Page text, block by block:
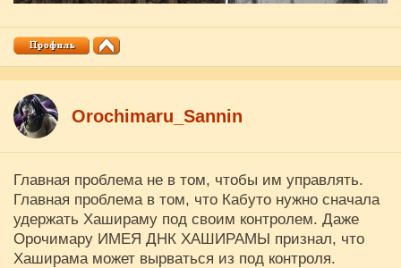
Orochimaru_Sannin
Главная проблема не в том, чтобы им управлять.
Главная проблема в том, что Кабуто нужно сначала
удержать Хашираму под своим контролем. Даже
Орочимару ИМЕЯ ДНК ХАШИРАМЫ признал, что
Хаширама может вырваться из под контроля.